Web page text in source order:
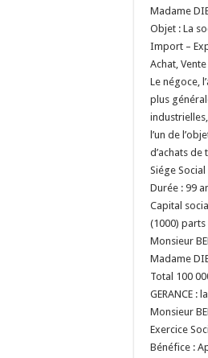
Madame
Objet : La
Import –
Achat,
Le
plus
l’un de
d’achats
Siége Social
Durée : 99
Capital
(1000) parts
Monsieur
Madame
Total 100
GERANCE
Exercice
Bénéfice :